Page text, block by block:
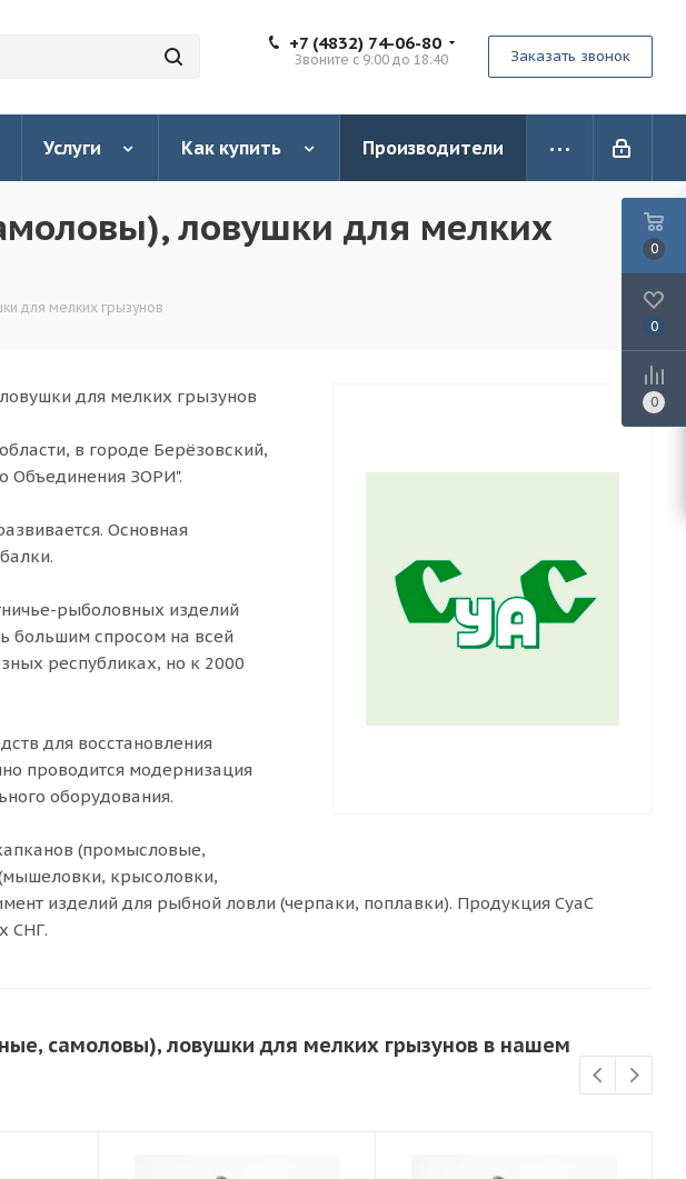
+7 (4832) 74-06-80
Звоните с 9:00 до 18:40 Заказать звонок
Услуги Как купить Производители
ловушки для мелких
для мелких грызунов
для мелких грызунов
в городе Берёзовский,
Объединения ЗОРИ".
Основная
рыболовных изделий
большим спросом на всей
республиках, но к 2000
для восстановления
проводится модернизация
оборудования.
(промысловые,
крысоловки,
изделий для рыбной ловли (черпаки, поплавки). Продукция СуаС
СНГ.
самоловы), ловушки для мелких грызунов в нашем
0
0
0